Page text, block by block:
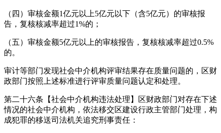
（四）审核金额1亿元以上5亿元以下（含5亿元）的审核报
告，复核核减率超过1%的；
（五）审核金额5亿元以上的审核报告，复核核减率超过0.5%
的。
审计等部门发现社会中介机构评审结果存在质量问题的，区财
政部门按照上述标准进行评审质量问题认定和处理。
第二十六条【社会中介机构违法处理】区财政部门对存在下述
情况的社会中介机构，依法移交区建设行政主管部门处理，构
成犯罪的移送司法机关追究刑事责任：